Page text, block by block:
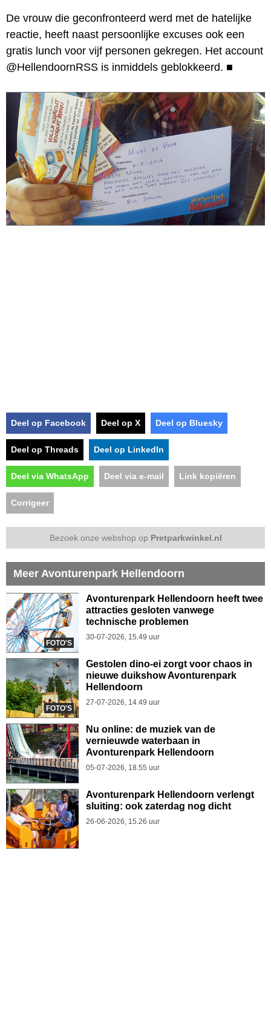
De vrouw die geconfronteerd werd met de hatelijke
reactie, heeft naast persoonlijke excuses ook een
gratis lunch voor vijf personen gekregen. Het account
@HellendoornRSS is inmiddels geblokkeerd. ■
Deel op Facebook Deel op X Deel op Bluesky
Deel op Threads Deel op LinkedIn
Deel via WhatsApp Deel via e-mail Link kopiëren
Corrigeer
Bezoek onze webshop op Pretparkwinkel.nl
Meer Avonturenpark Hellendoorn
FOTO'S
Avonturenpark Hellendoorn heeft twee
attracties gesloten vanwege
technische problemen
30-07-2026, 15.49 uur
FOTO'S
Gestolen dino-ei zorgt voor chaos in
nieuwe duikshow Avonturenpark
Hellendoorn
27-07-2026, 14.49 uur
Nu online: de muziek van de
vernieuwde waterbaan in
Avonturenpark Hellendoorn
05-07-2026, 18.55 uur
Avonturenpark Hellendoorn verlengt
sluiting: ook zaterdag nog dicht
26-06-2026, 15.26 uur